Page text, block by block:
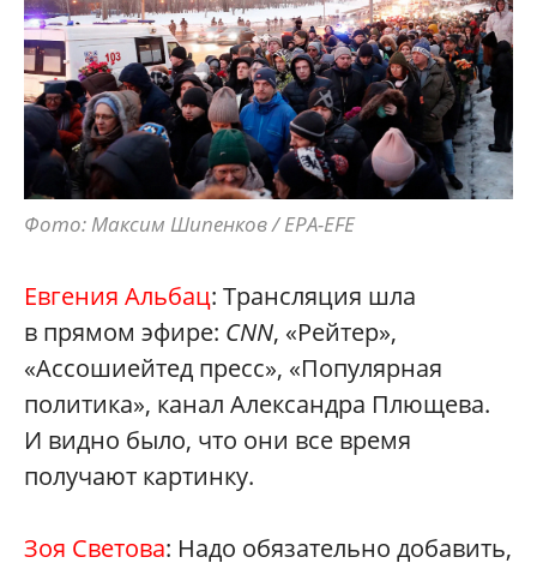
Фото: Максим Шипенков / EPA-EFE
Евгения Альбац: Трансляция шла
в прямом эфире: CNN, «Рейтер»,
«Ассошиейтед пресс», «Популярная
политика», канал Александра Плющева.
И видно было, что они все время
получают картинку.
Зоя Светова: Надо обязательно добавить,